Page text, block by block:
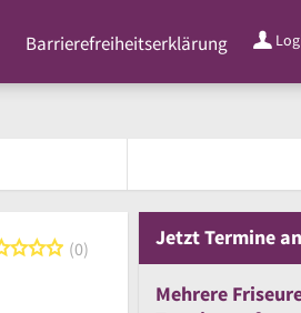
Barrierefreiheitserklärung
0 von 5 Sternen
0 JetztTermine
Mehrere